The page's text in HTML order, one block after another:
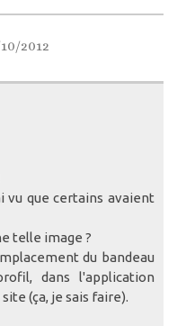
2012
que certains avaient
telle image ?
du bandeau
dans l'application
(ça, je sais faire).